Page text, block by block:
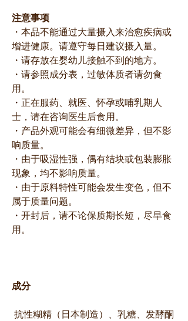
注意事项
・本品不能通过大量摄入来治愈疾病或
增进健康。请遵守每日建议摄入量。
・请存放在婴幼儿接触不到的地方。
・请参照成分表，过敏体质者请勿食
用。
・正在服药、就医、怀孕或哺乳期人
士，请在咨询医生后食用。
・产品外观可能会有细微差异，但不影
响质量。
・由于吸湿性强，偶有结块或包装膨胀
现象，均不影响质量。
・由于原料特性可能会发生变色，但不
属于质量问题。
・开封后，请不论保质期长短，尽早食
用。
成分
抗性糊精（日本制造）、乳糖、发酵酮